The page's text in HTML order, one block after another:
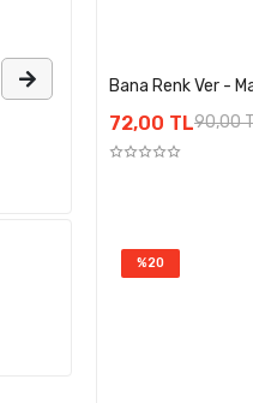
Bana Renk Ver -
72,00 TL90,00
%20